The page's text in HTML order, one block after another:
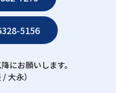
5156
にお願いします。
/ ⼤永）